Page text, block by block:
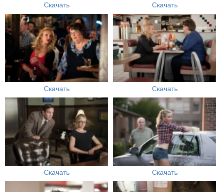
Скачать Скачать
Скачать Скачать
Скачать Скачать